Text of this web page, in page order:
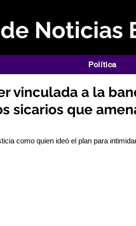
Noticias
Política
vinculada a la
sicarios que
como quien ideó el plan para